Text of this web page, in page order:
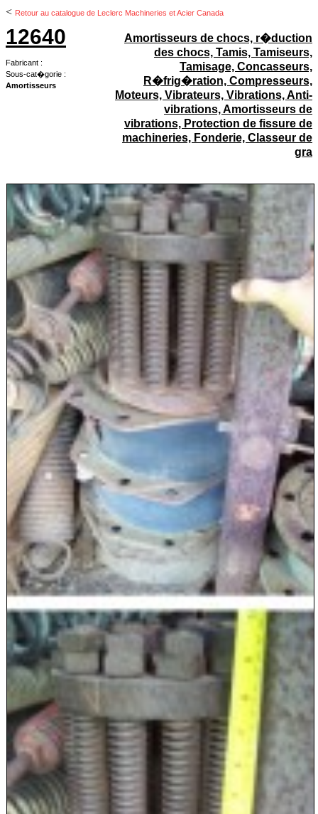
< Retour au catalogue de Leclerc Machineries et Acier Canada
12640
Fabricant :
Sous-cat�gorie :
Amortisseurs
Amortisseurs de chocs, r�duction
des chocs, Tamis, Tamiseurs,
Tamisage, Concasseurs,
R�frig�ration, Compresseurs,
Moteurs, Vibrateurs, Vibrations, Anti-
vibrations, Amortisseurs de
vibrations, Protection de fissure de
machineries, Fonderie, Classeur de
gra